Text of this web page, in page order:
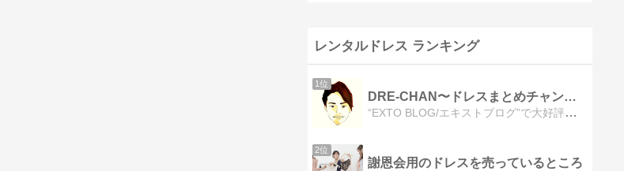
レンタルドレス ランキング
1位
DRE-CHAN〜ドレスまとめチャンネル〜
“EXTO BLOG/エキストブログ”で大好評のドレスカテゴリーを別サイトに新設。ドレスの”買うも借りる”も全部まとめています。
2位
謝恩会用のドレスを売っているところ